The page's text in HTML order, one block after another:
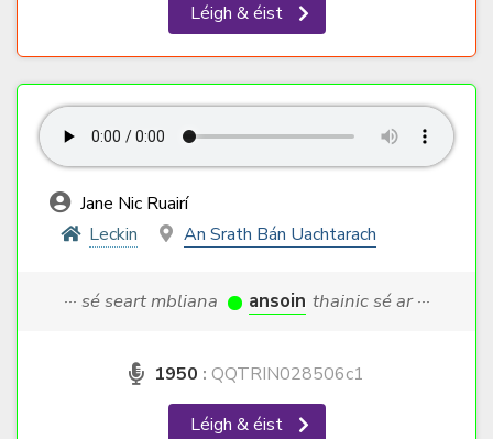
Léigh & éist
Jane Nic Ruairí
Leckin
An Srath Bán Uachtarach
··· sé seart mbliana ansoin thainic sé ar ···
1950 : QQTRIN028506c1
Léigh & éist